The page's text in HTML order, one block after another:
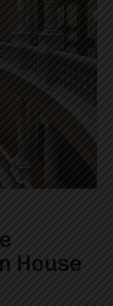
House